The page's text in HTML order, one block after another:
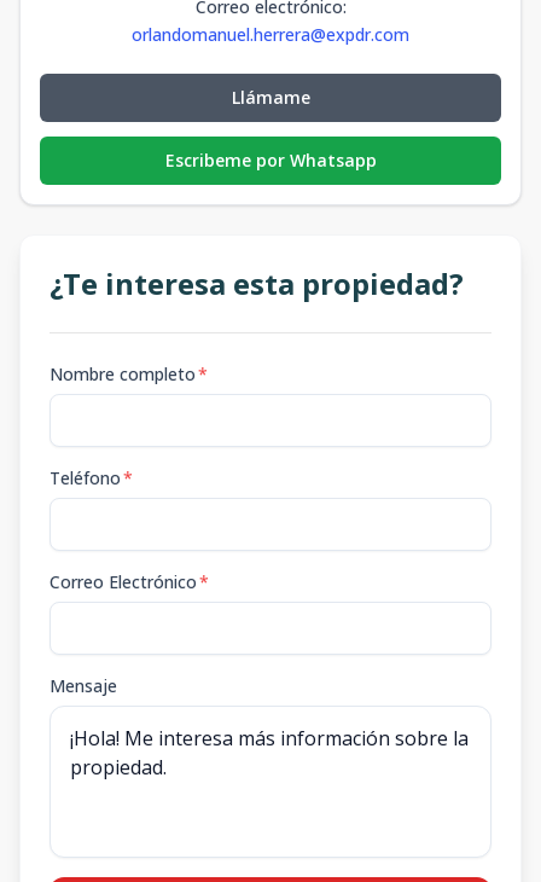
Correo electrónico:
orlandomanuel.herrera@expdr.com
Llámame
Escribeme por Whatsapp
¿Te interesa esta propiedad?
Nombre completo*
Teléfono*
Correo Electrónico*
Mensaje